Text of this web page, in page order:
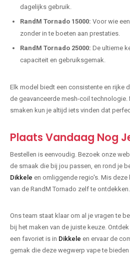
dagelijks gebruik.
RandM Tornado 15000: Voor wie
zonder in te boeten aan prestaties.
RandM Tornado 25000: De ultieme
capaciteit en gebruiksgemak.
Elk model biedt een consistente en rijke
de geavanceerde mesh-coil technologie.
smaken kun je altijd iets vinden dat
Plaats Vandaag Nog
Bestellen is eenvoudig. Bezoek onze
de smaak die bij jou passen, en rond je
Dikkele en omliggende regio's. Mis
van de RandM Tornado zelf te ontdekken.
Ons team staat klaar om al je vragen te
bij het maken van de juiste keuze.
een favoriet is in Dikkele en ervaar de
gemak die deze wegwerp vape te bieden